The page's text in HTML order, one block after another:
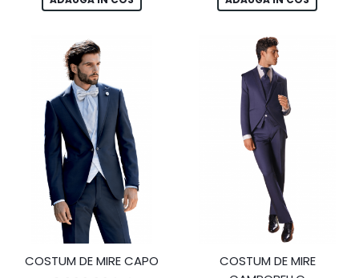
COSTUM DE MIRE CAPO
COSTUM DE MIRE